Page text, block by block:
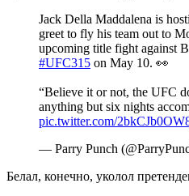
Jack Della Maddalena is
greet to fly his team out to
upcoming title fight against
#UFC315 on May 10. 👀
“Believe it or not, the UFC
anything but six nights
pic.twitter.com/
— Parry Punch
Белал, конечно, уколол